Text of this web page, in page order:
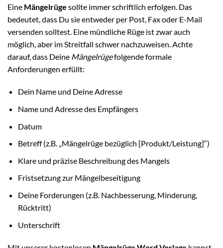
Eine Mängelrüge sollte immer schriftlich erfolgen. Das
bedeutet, dass Du sie entweder per Post, Fax oder E-Mail
versenden solltest. Eine mündliche Rüge ist zwar auch
möglich, aber im Streitfall schwer nachzuweisen. Achte
darauf, dass Deine Mängelrügefolgende formale
Anforderungen erfüllt:
Dein Name und Deine Adresse
Name und Adresse des Empfängers
Datum
Betreff (z.B. „Mängelrüge bezüglich [Produkt/Leistung]“)
Klare und präzise Beschreibung des Mangels
Fristsetzung zur Mängelbeseitigung
Deine Forderungen (z.B. Nachbesserung, Minderung,
Rücktritt)
Unterschrift